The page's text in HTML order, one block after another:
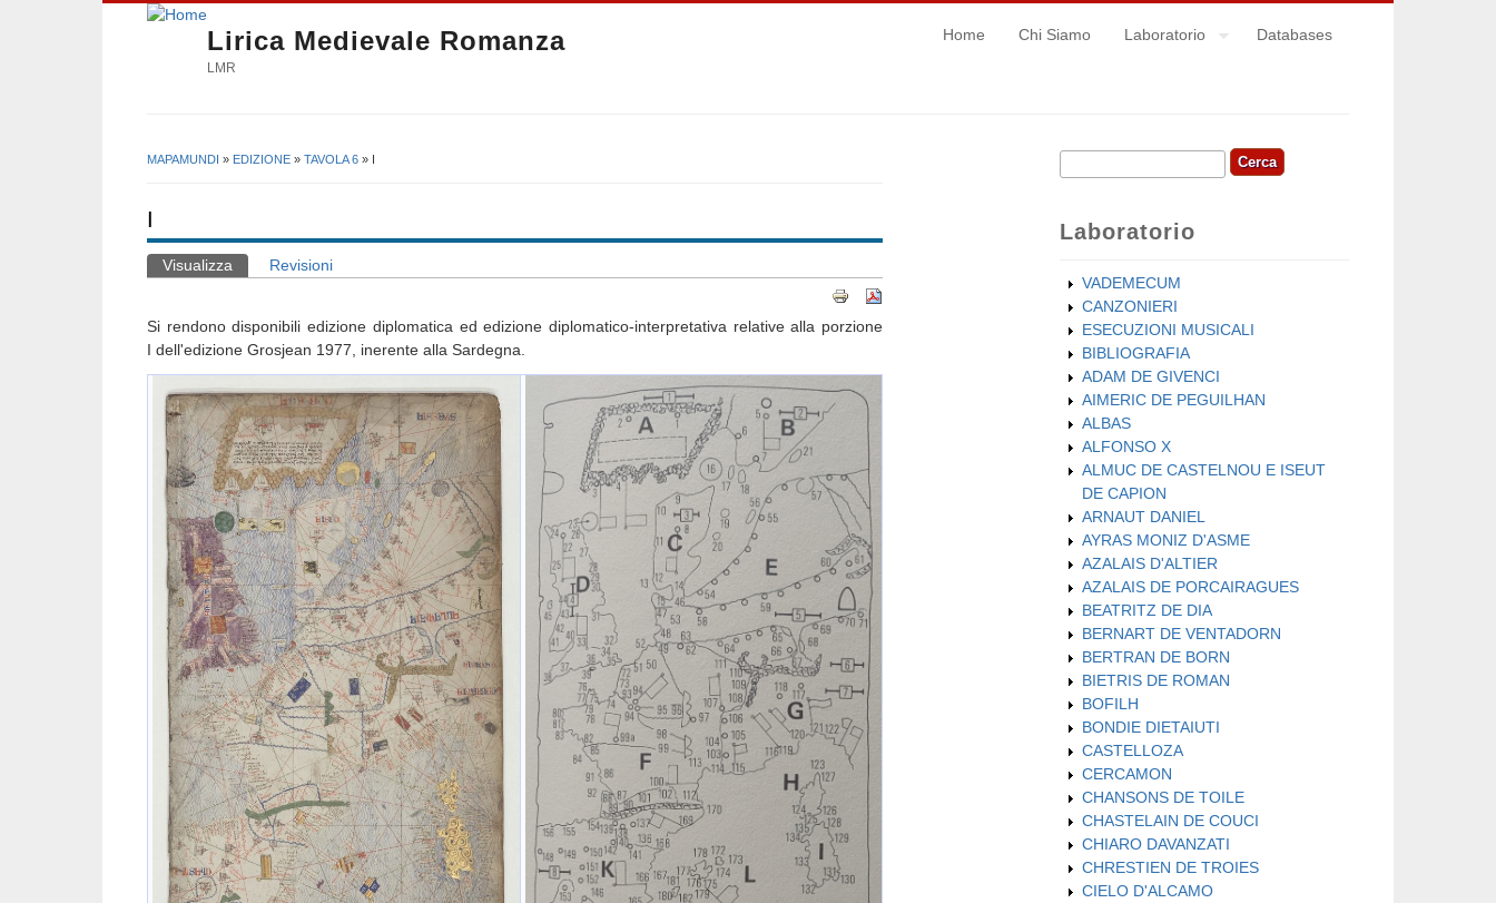
Lirica Medievale Romanza
LMR
Home Chi Siamo Laboratorio Databases
MAPAMUNDI » EDIZIONE » TAVOLA 6 » I
I
Schede primarie
Visualizza (scheda attiva)
Revisioni
Si rendono disponibili edizione diplomatica ed edizione diplomatico-interpretativa relative alla porzione
I dell'edizione Grosjean 1977, inerente alla Sardegna.
Form di ricerca
Cerca
Laboratorio
VADEMECUM
CANZONIERI
ESECUZIONI MUSICALI
BIBLIOGRAFIA
ADAM DE GIVENCI
AIMERIC DE PEGUILHAN
ALBAS
ALFONSO X
ALMUC DE CASTELNOU E ISEUT
DE CAPION
ARNAUT DANIEL
AYRAS MONIZ D'ASME
AZALAIS D'ALTIER
AZALAIS DE PORCAIRAGUES
BEATRITZ DE DIA
BERNART DE VENTADORN
BERTRAN DE BORN
BIETRIS DE ROMAN
BOFILH
BONDIE DIETAIUTI
CASTELLOZA
CERCAMON
CHANSONS DE TOILE
CHASTELAIN DE COUCI
CHIARO DAVANZATI
CHRESTIEN DE TROIES
CIELO D'ALCAMO